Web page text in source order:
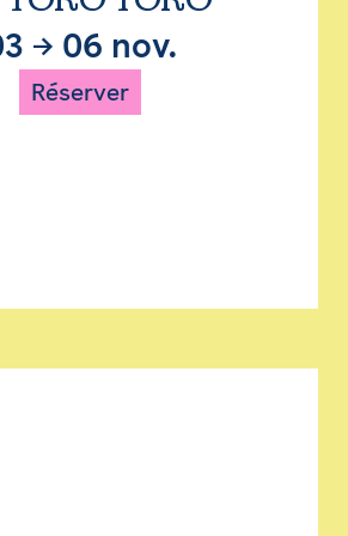
→ 06 nov.
Réserver